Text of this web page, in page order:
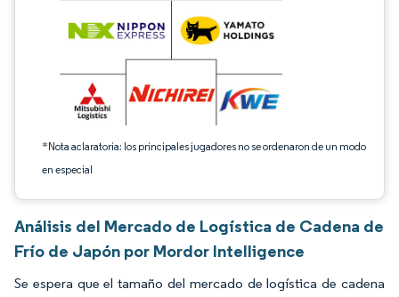
*Nota aclaratoria: los principales jugadores no se ordenaron de un modo
en especial
Análisis del Mercado de Logística de Cadena de
Frío de Japón por Mordor Intelligence
Se espera que el tamaño del mercado de logística de cadena